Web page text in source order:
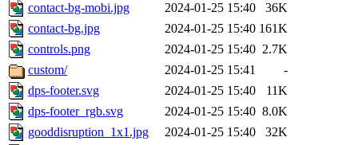
contact-bg-mobi.jpg
2024-01-25 15:40
36K
contact-bg.jpg
2024-01-25 15:40 161K
controls.png
2024-01-25 15:40 2.7K
custom/
2024-01-25 15:41
-
dps-footer.svg
2024-01-25 15:40
11K
dps-footer_rgb.svg
2024-01-25 15:40 8.0K
gooddisruption_1x1.jpg
2024-01-25 15:40
32K